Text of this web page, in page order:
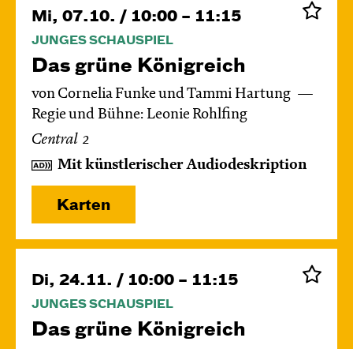
Mi, 07.10. / 10:00 – 11:15
JUNGES SCHAUSPIEL
Das grüne König­reich
von Cornelia Funke und Tammi Hartung
Regie und Bühne: Leonie Rohlfing
Central 2
Mit künstlerischer Audiodeskription
Karten
Di, 24.11. / 10:00 – 11:15
JUNGES SCHAUSPIEL
Das grüne König­reich